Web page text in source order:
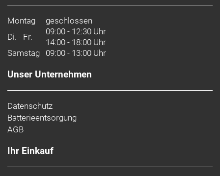
Montag
geschlossen
Di. - Fr.
09:00 - 12:30 Uhr
14:00 - 18:00 Uhr
Samstag 09:00 - 13:00 Uhr
Unser Unternehmen
Datenschutz
Batterieentsorgung
AGB
Ihr Einkauf